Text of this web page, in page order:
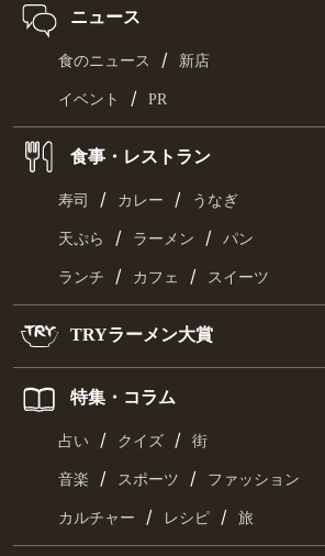
ニュース
食のニュース / 新店
イベント / PR
食事・レストラン
寿司 / カレー / うなぎ
天ぷら / ラーメン / パン
ランチ / カフェ / スイーツ
TRYラーメン大賞
特集・コラム
占い / クイズ / 街
音楽 / スポーツ / ファッション
カルチャー / レシピ / 旅